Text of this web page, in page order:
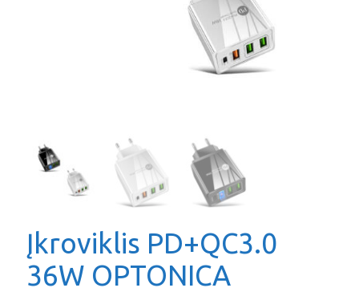
Įkroviklis PD+QC3.0
36W OPTONICA